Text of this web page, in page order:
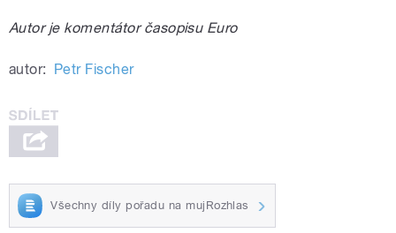
Autor je komentátor časopisu Euro
autor: Petr Fischer
Všechny díly pořadu na mujRozhlas